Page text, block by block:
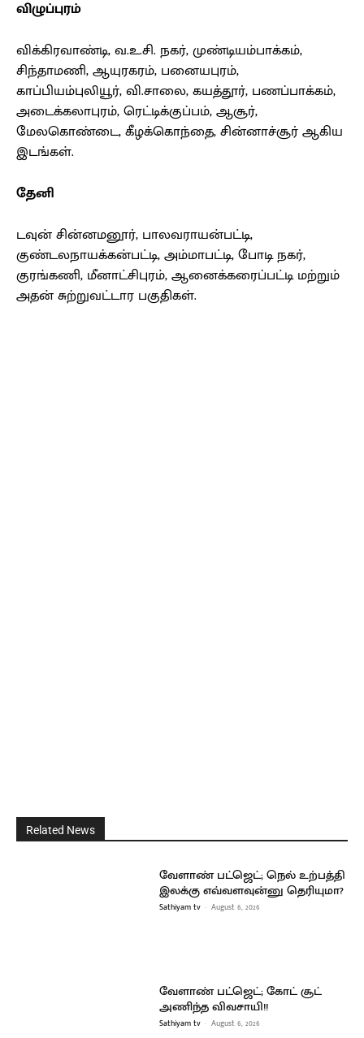
விழுப்புரம்
விக்கிரவாண்டி, வ.உ.சி. நகர், முண்டியம்பாக்கம்,
சிந்தாமணி, ஆயுரகரம், பனையபுரம்,
காப்பியம்புலியூர், வி.சாலை, கயத்தூர், பணப்பாக்கம்,
அடைக்கலாபுரம், ரெட்டிக்குப்பம், ஆசூர்,
மேலகொண்டை, கீழக்கொந்தை, சின்னாச்சூர் ஆகிய
இடங்கள்.
தேனி
டவுன் சின்னமனூர், பாலவராயன்பட்டி,
குண்டலநாயக்கன்பட்டி, அம்மாபட்டி, போடி நகர்,
குரங்கணி, மீனாட்சிபுரம், ஆனைக்கரைப்பட்டி மற்றும்
அதன் சுற்றுவட்டார பகுதிகள்.
Related News
வேளாண் பட்ஜெட்; நெல் உற்பத்தி
இலக்கு எவ்வளவுன்னு தெரியுமா?
Sathiyam tv - August 6, 2026
வேளாண் பட்ஜெட்; கோட் சூட்
அணிந்த விவசாயி!!
Sathiyam tv - August 6, 2026